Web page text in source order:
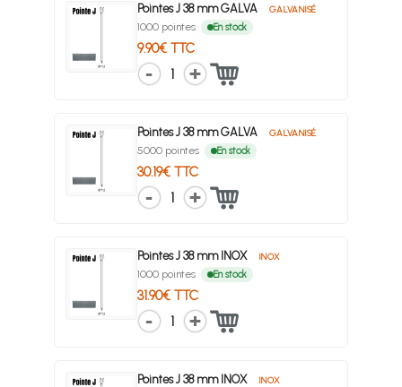
Pointes J 38 mm GALVA GALVANISÉ
1000 pointes En stock
9.90€ TTC
1
Pointes J 38 mm GALVA GALVANISÉ
5000 pointes En stock
30.19€ TTC
1
Pointes J 38 mm INOX INOX
1000 pointes En stock
31.90€ TTC
1
Pointes J 38 mm INOX INOX